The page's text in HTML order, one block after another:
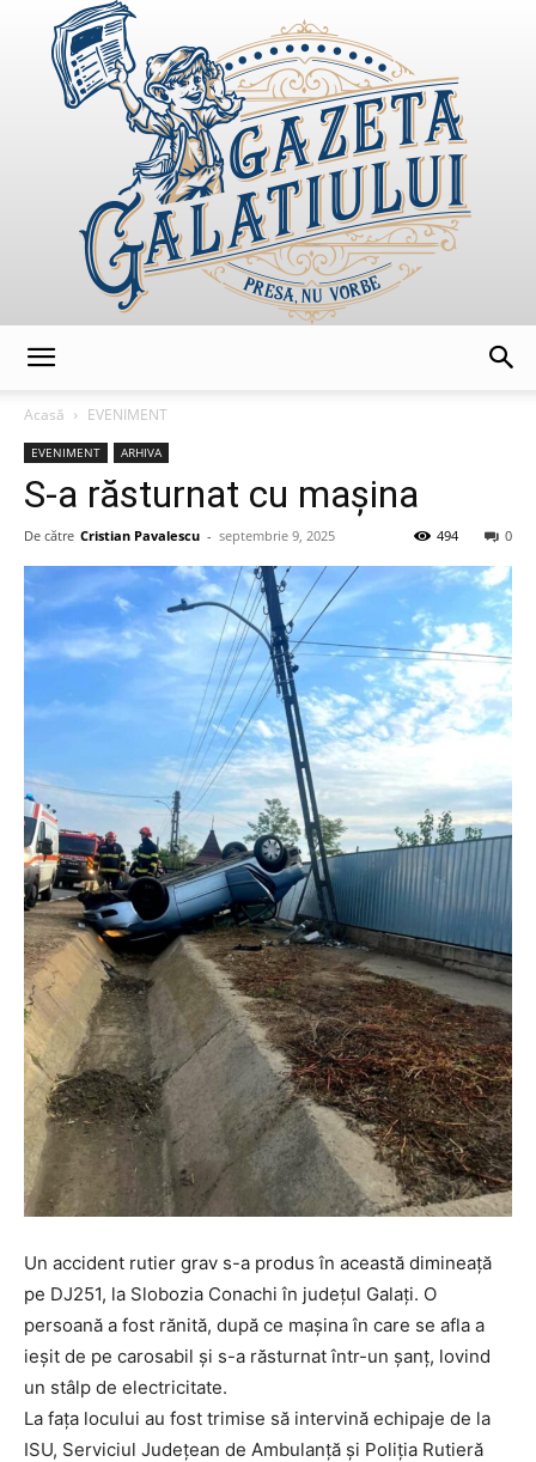
Acasă
EVENIMENT
EVENIMENT ARHIVA
S-a răsturnat cu mașina
De către Cristian Pavalescu - septembrie 9, 2025 0
494
Un accident rutier grav s-a produs în această dimineață
pe DJ251, la Slobozia Conachi în județul Galați. O
persoană a fost rănită, după ce mașina în care se afla a
ieșit de pe carosabil și s-a răsturnat într-un șanț, lovind
un stâlp de electricitate.
La fața locului au fost trimise să intervină echipaje de la
ISU, Serviciul Județean de Ambulanță și Poliția Rutieră